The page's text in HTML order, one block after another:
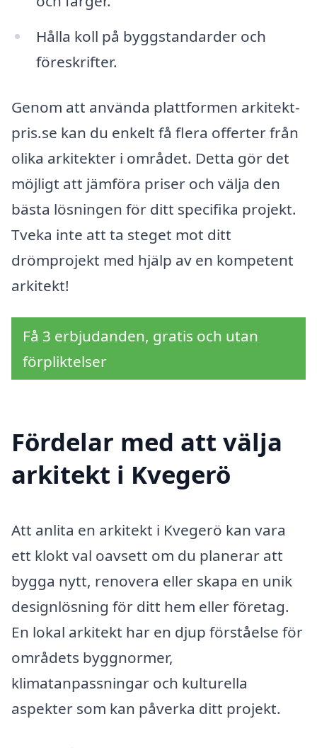
Hålla koll på byggstandarder och
föreskrifter.
Genom att använda plattformen arkitekt-
pris.se kan du enkelt få flera offerter från
olika arkitekter i området. Detta gör det
möjligt att jämföra priser och välja den
bästa lösningen för ditt specifika projekt.
Tveka inte att ta steget mot ditt
drömprojekt med hjälp av en kompetent
arkitekt!
Få 3 erbjudanden, gratis och utan
förpliktelser
Fördelar med att välja
arkitekt i Kvegerö
Att anlita en arkitekt i Kvegerö kan vara
ett klokt val oavsett om du planerar att
bygga nytt, renovera eller skapa en unik
designlösning för ditt hem eller företag.
En lokal arkitekt har en djup förståelse för
områdets byggnormer,
klimatanpassningar och kulturella
aspekter som kan påverka ditt projekt.